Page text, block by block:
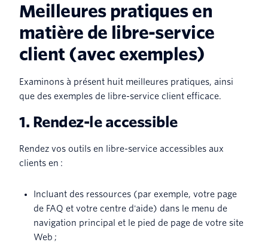
Meilleures pratiques en
matière de libre-service
client (avec exemples)
Examinons à présent huit meilleures pratiques, ainsi
que des exemples de libre-service client efficace.
1. Rendez-le accessible
Rendez vos outils en libre-service accessibles aux
clients en :
Incluant des ressources (par exemple, votre page
de FAQ et votre centre d'aide) dans le menu de
navigation principal et le pied de page de votre site
Web ;